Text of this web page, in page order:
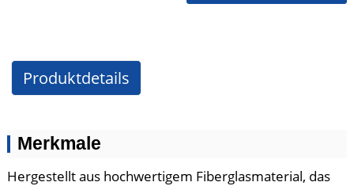
Produktdetails
Merkmale
Hergestellt aus hochwertigem Fiberglasmaterial, das